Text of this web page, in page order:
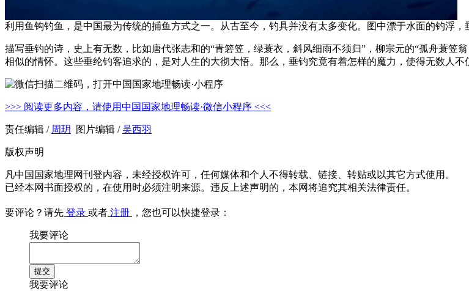
利用鱼钩钓鱼，是中国最为传统的捕鱼方式之一。从古至今，钓具并没有太多变化。图中漂于水面的钓浮
描写垂钓的诗，史上有无数，比如唐代张志和的“青箬笠，绿蓑衣，斜风细雨不须归”，柳宗元的“孤舟蓑笠
相似的情怀。这些垂纶钓客追求的，是对人生的大彻大悟。那么，垂钓究竟有着怎样的魔力，使得无数人不
>>> 阅读更多内容，请使用中国国家地理畅读·微信小程序 <<<
责任编辑 / 周玥 图片编辑 /吴西羽
版权声明
凡中国国家地理网刊登内容，未经授权许可，任何媒体和个人不得转载、链接、转贴或以其它方式使用。
已经本网书面授权的，在使用时必须注明来源。违反上述声明的，本网将追究其相关法律责任。
要评论？请先 登录 或者 注册 ，您也可以快捷登录：
我要评论
我要评论